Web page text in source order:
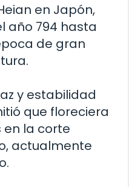
en Japón,
año 794 hasta
de gran
y estabilidad
que floreciera
en la corte
actualmente